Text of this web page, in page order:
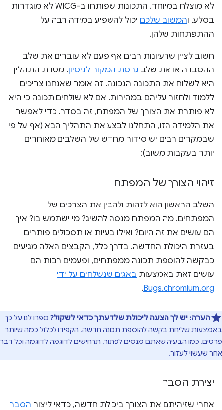
לא מוצלח במיוחד. התכונות שפותחו ב-WICG לא מוגדרות
בסלע, והמשוב שלכם יכול להשפיע במידה רבה על
ההתפתחות שלהן.
חשוב לציין שרעיונות רבים אף פעם לא עוברים את שלב
ההסברה או את שלב גרסת המקור לניסיון. מטרת התהליך
היא לשלוח את התכונה הנכונה. זה אומר שאנחנו צריכים
ללמוד ולחזור עליהם במהירות. אם לא שולחים תכונה כי היא
לא פותרת את הצורך של המפתח, זה בסדר. כדי לאפשר
את הלמידה הזו, התחלנו לבצע את התהליך הבא (אף על פי
שבמקרים רבים יש סידור מחדש של השלבים מאוחרים
יותר בעקבות משוב):
זיהוי הצורך של המפתח
השלב הראשון הוא לזהות ולהבין את הצרכים של
המפתחים. מה המפתח מנסה להשיג? מי ישתמש בו? איך
הם עושים את זה היום? ואילו בעיות או תסכולים פותרים
בעזרת היכולת החדשה. בדרך כלל, הקבצים האלה מגיעים
כבקשה להוספת תכונה ממפתחים, ופעמים רבות הם
עושים זאת באמצעות באגים שנשלחים על ידי
Bugs.chromium.org
.
הערה: יש לך הצעה ליכולת שלדעתך כדאי לשקול? ספרו לנו על כך
באמצעות שליחת בקשה להוספת תכונה חדשה. הקפידו לכלול כמה שיותר
פרטים, כמו הבעיה שאתם מנסים לפתור, תרחישים לדוגמה לדוגמה וכל דבר
אחר שעשוי לעזור.
יצירת הסבר
אחרי שזיהיתם את הצורך ביכולת חדשה, כדאי ליצור הסבר